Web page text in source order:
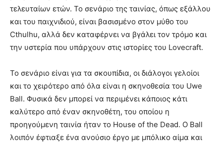
τελευταίων ετών. Το σενάριο της ταινίας, όπως εξάλλου
και του παιχνιδιού, είναι βασισμένο στον μύθο του
Cthulhu, αλλά δεν καταφέρνει να βγάλει τον τρόμο και
την υστερία που υπάρχουν στις ιστορίες του Lovecraft.
Το σενάριο είναι για τα σκουπίδια, οι διάλογοι γελοίοι
και το χειρότερο από όλα είναι η σκηνοθεσία του Uwe
Ball. Φυσικά δεν μπορεί να περιμένει κάποιος κάτι
καλύτερο από έναν σκηνοθέτη, του οποίου η
προηγούμενη ταινία ήταν το House of the Dead. Ο Ball
λοιπόν έφτιαξε ένα ανούσιο έργο με μπόλικο αίμα και